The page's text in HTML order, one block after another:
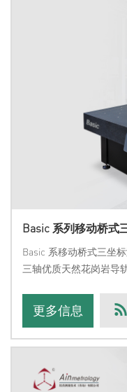
Basic 系列移动桥式
Basic 系移动桥式三坐
三轴优质天然花岗岩导
进行外观定制，包括外
行程范围（mm）X向：5
更多信息